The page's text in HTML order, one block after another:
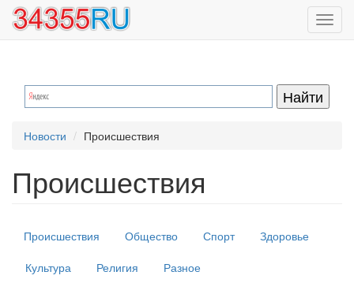
Перейти
основному
Новости Происшествия
Происшествия
Происшествия Общество Спорт
Здоровье
Культура
Религия Разное